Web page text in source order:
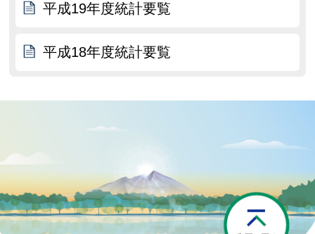
平成19年度統計要覧
平成18年度統計要覧